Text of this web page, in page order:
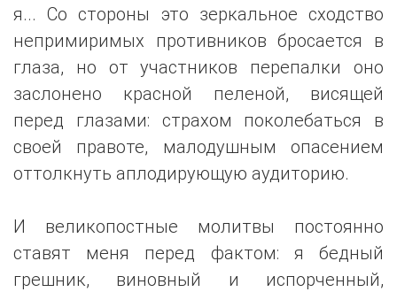
я... Со стороны это зеркальное сходство
непримиримых противников бросается в
глаза, но от участников перепалки оно
заслонено красной пеленой, висящей
перед глазами: страхом поколебаться в
своей правоте, малодушным опасением
оттолкнуть аплодирующую аудиторию.
И великопостные молитвы постоянно
ставят меня перед фактом: я бедный
грешник, виновный и испорченный,